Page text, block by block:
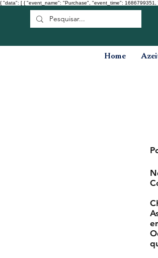
{ "data": [ { "event_name": "Purchase", "event_time":
Home